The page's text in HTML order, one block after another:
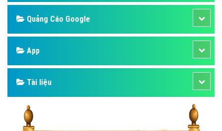
Quảng Cáo Google
App
Tài liệu